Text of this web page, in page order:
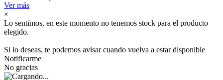
Ver más
×
Lo sentimos, en este momento no tenemos stock para el producto
elegido.
Si lo deseas, te podemos avisar cuando vuelva a estar disponible
Notificarme
No gracias